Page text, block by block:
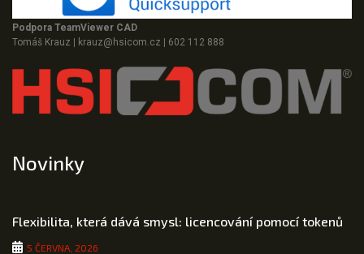
Podpora TeamViewer CAD
Tomáš Krauz
krauz@hsicom.cz 602 112 888
Novinky
Flexibilita, která dává smysl: licencování pomocí tokenů
5 ČERVNA, 2026